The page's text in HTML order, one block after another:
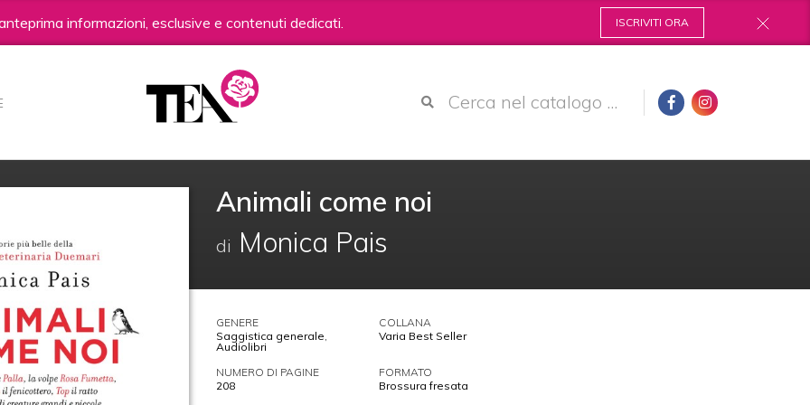
informazioni, esclusive e contenuti dedicati. ISCRIVITI ORA
Animali come noi
di Monica Pais
GENERE
Saggistica generale,
Audiolibri
COLLANA
Varia Best Seller
NUMERO DI PAGINE
208
FORMATO
Brossura fresata